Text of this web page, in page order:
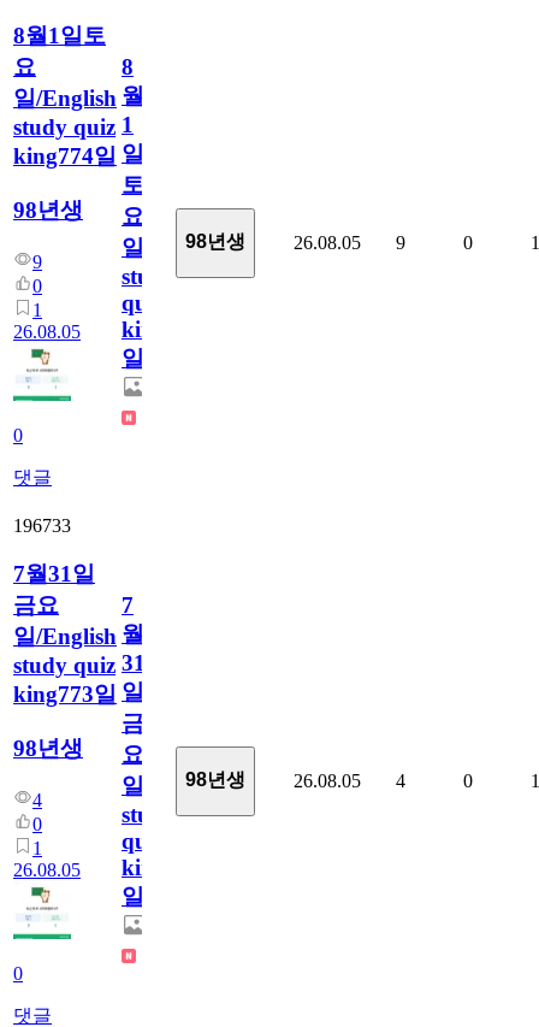
8월1일토
요
일/English
study quiz
king774일
98년생
9
0
1
26.08.05
0
댓글
8
월
1
일
토
요
일/English
study
quiz
king774
일
98년생 26.08.05 9 0 1
196733
7월31일
금요
일/English
study quiz
king773일
98년생
4
0
1
26.08.05
0
댓글
7
월
31
일
금
요
일/English
study
quiz
king773
일
98년생 26.08.05 4 0 1